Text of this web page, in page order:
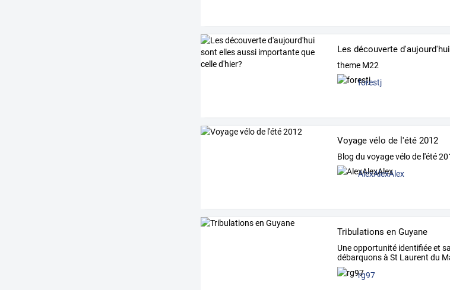
theme M22
forestj
Voyage vélo de l'été 2012
Blog du voyage vélo de l'été
AlexAlexAlex
Tribulations en Guyane
Uneopportunité identifiéeet
débarquonsà St Laurent du
A…
rg97